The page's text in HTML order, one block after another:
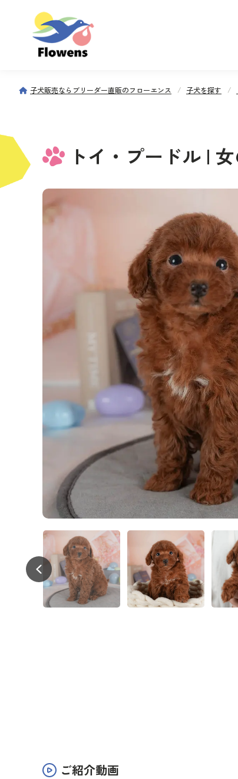
子犬販売ならブリーダー直販のフローエンス 子犬を探す
トイ・プードル |
ご紹介動画